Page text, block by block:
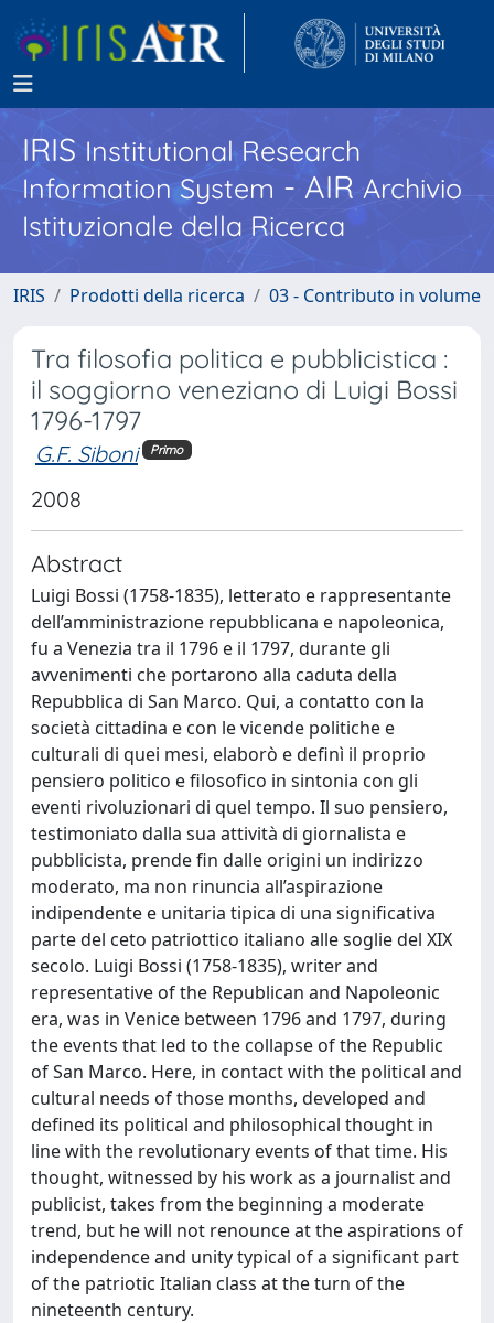
IRISInstitutional Research
Information System - AIR Archivio
Istituzionale della Ricerca
IRIS Prodotti della ricerca 03 - Contributo in volume
Tra filosofia politica e pubblicistica :
il soggiorno veneziano di Luigi Bossi
1796-1797
G.F. Siboni Primo
2008
Abstract
Luigi Bossi (1758-1835), letterato e rappresentante
dell’amministrazione repubblicana e napoleonica,
fu a Venezia tra il 1796 e il 1797, durante gli
avvenimenti che portarono alla caduta della
Repubblica di San Marco. Qui, a contatto con la
società cittadina e con le vicende politiche e
culturali di quei mesi, elaborò e definì il proprio
pensiero politico e filosofico in sintonia con gli
eventi rivoluzionari di quel tempo. Il suo pensiero,
testimoniato dalla sua attività di giornalista e
pubblicista, prende fin dalle origini un indirizzo
moderato, ma non rinuncia all’aspirazione
indipendente e unitaria tipica di una significativa
parte del ceto patriottico italiano alle soglie del XIX
secolo. Luigi Bossi (1758-1835), writer and
representative of the Republican and Napoleonic
era, was in Venice between 1796 and 1797, during
the events that led to the collapse of the Republic
of San Marco. Here, in contact with the political and
cultural needs of those months, developed and
defined its political and philosophical thought in
line with the revolutionary events of that time. His
thought, witnessed by his work as a journalist and
publicist, takes from the beginning a moderate
trend, but he will not renounce at the aspirations of
independence and unity typical of a significant part
of the patriotic Italian class at the turn of the
nineteenth century.